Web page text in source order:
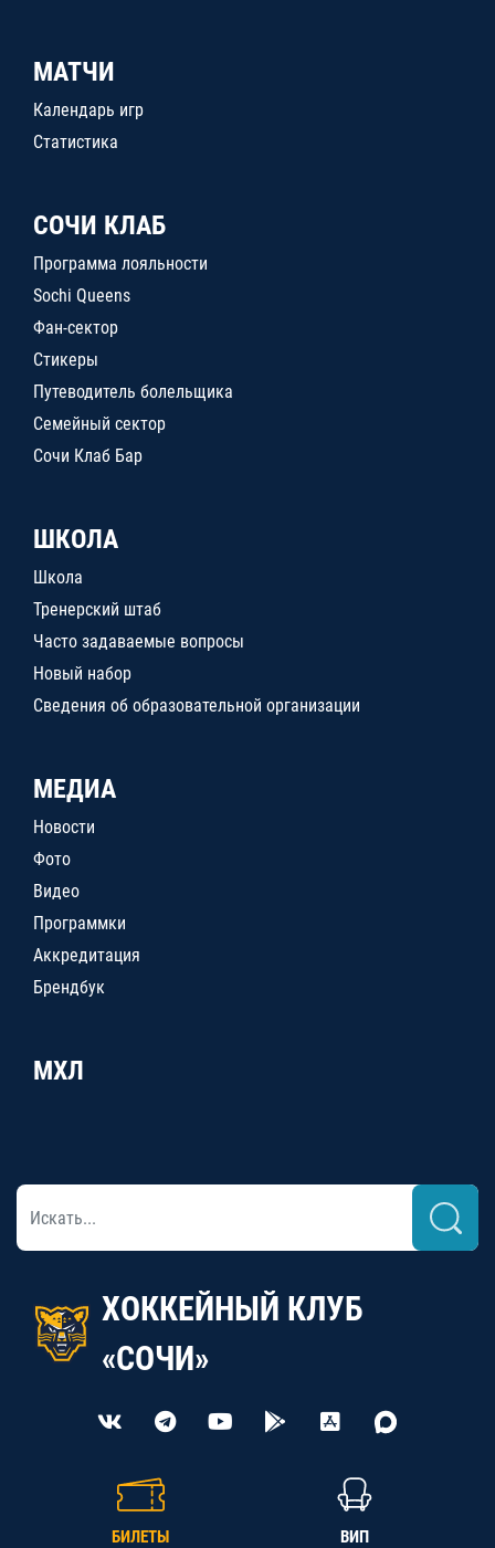
МАТЧИ
Календарь игр
Статистика
СОЧИ КЛАБ
Программа лояльности
Sochi Queens
Фан-сектор
Стикеры
Путеводитель болельщика
Семейный сектор
Сочи Клаб Бар
ШКОЛА
Школа
Тренерский штаб
Часто задаваемые вопросы
Новый набор
Сведения об образовательной организации
МЕДИА
Новости
Фото
Видео
Программки
Аккредитация
Брендбук
МХЛ
ХОККЕЙНЫЙ КЛУБ
«СОЧИ»
БИЛЕТЫ ВИП